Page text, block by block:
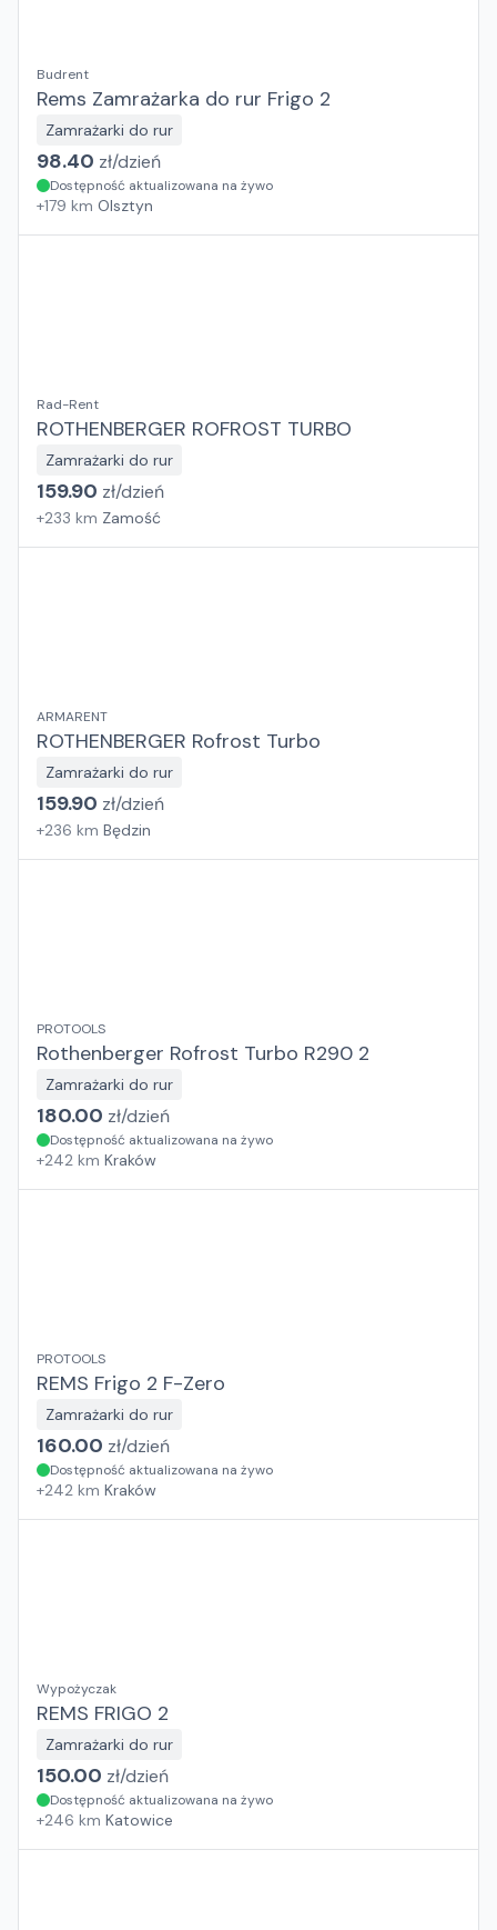
Budrent
Rems Zamrażarka do rur Frigo 2
Zamrażarki do rur
98.40 zł/dzień
Dostępność aktualizowana na żywo
+179 km Olsztyn
Rad-Rent
ROTHENBERGER ROFROST TURBO
Zamrażarki do rur
159.90 zł/dzień
+233 km Zamość
ARMARENT
ROTHENBERGER Rofrost Turbo
Zamrażarki do rur
159.90 zł/dzień
+236 km Będzin
PROTOOLS
Rothenberger Rofrost Turbo R290 2
Zamrażarki do rur
180.00 zł/dzień
Dostępność aktualizowana na żywo
+242 km Kraków
PROTOOLS
REMS Frigo 2 F-Zero
Zamrażarki do rur
160.00 zł/dzień
Dostępność aktualizowana na żywo
+242 km Kraków
Wypożyczak
REMS FRIGO 2
Zamrażarki do rur
150.00 zł/dzień
Dostępność aktualizowana na żywo
+246 km Katowice